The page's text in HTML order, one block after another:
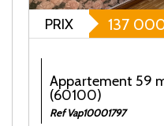
PRIX 137
Appartement 59
(60100)
Ref Vap10001797